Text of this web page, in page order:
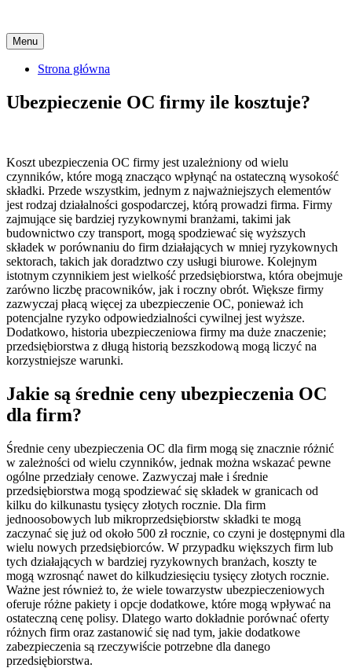
Menu Skip
to
content
Strona główna
Ubezpieczenie OC firmy ile kosztuje?
Koszt ubezpieczenia OC firmy jest uzależniony od wielu
czynników, które mogą znacząco wpłynąć na ostateczną wysokość
składki. Przede wszystkim, jednym z najważniejszych elementów
jest rodzaj działalności gospodarczej, którą prowadzi firma. Firmy
zajmujące się bardziej ryzykownymi branżami, takimi jak
budownictwo czy transport, mogą spodziewać się wyższych
składek w porównaniu do firm działających w mniej ryzykownych
sektorach, takich jak doradztwo czy usługi biurowe. Kolejnym
istotnym czynnikiem jest wielkość przedsiębiorstwa, która obejmuje
zarówno liczbę pracowników, jak i roczny obrót. Większe firmy
zazwyczaj płacą więcej za ubezpieczenie OC, ponieważ ich
potencjalne ryzyko odpowiedzialności cywilnej jest wyższe.
Dodatkowo, historia ubezpieczeniowa firmy ma duże znaczenie;
przedsiębiorstwa z długą historią bezszkodową mogą liczyć na
korzystniejsze warunki.
Jakie są średnie ceny ubezpieczenia OC
dla firm?
Średnie ceny ubezpieczenia OC dla firm mogą się znacznie różnić
w zależności od wielu czynników, jednak można wskazać pewne
ogólne przedziały cenowe. Zazwyczaj małe i średnie
przedsiębiorstwa mogą spodziewać się składek w granicach od
kilku do kilkunastu tysięcy złotych rocznie. Dla firm
jednoosobowych lub mikroprzedsiębiorstw składki te mogą
zaczynać się już od około 500 zł rocznie, co czyni je dostępnymi dla
wielu nowych przedsiębiorców. W przypadku większych firm lub
tych działających w bardziej ryzykownych branżach, koszty te
mogą wzrosnąć nawet do kilkudziesięciu tysięcy złotych rocznie.
Ważne jest również to, że wiele towarzystw ubezpieczeniowych
oferuje różne pakiety i opcje dodatkowe, które mogą wpływać na
ostateczną cenę polisy. Dlatego warto dokładnie porównać oferty
różnych firm oraz zastanowić się nad tym, jakie dodatkowe
zabezpieczenia są rzeczywiście potrzebne dla danego
przedsiębiorstwa.